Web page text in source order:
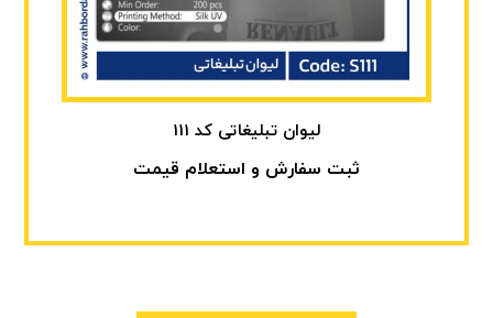
لیوان تبلیغاتی کد 111
ثبت سفارش و استعلام قیمت